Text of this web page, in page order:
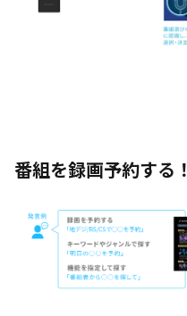
番組を録画予約する！